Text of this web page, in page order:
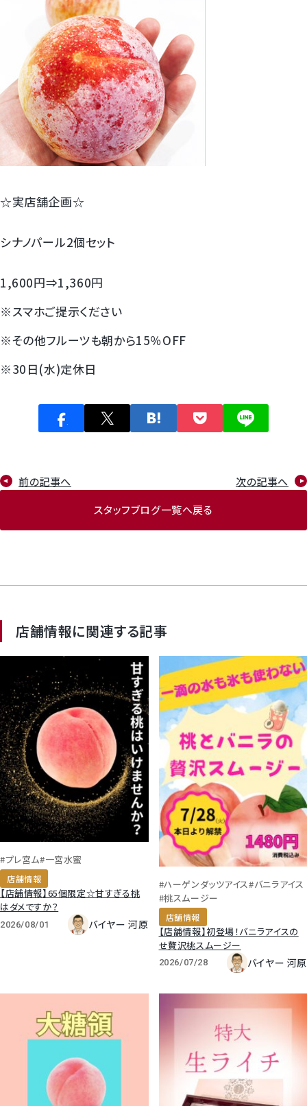
1房からOK！ぶどう狩り
宮崎産パパイヤ
すいか
マスクメロンと季節のフルーツ詰合せ
お試しフルーツ
☆実店舗企画☆
シナノパール2個セット
1,600円⇒1,360円
※スマホご提示ください
※その他フルーツも朝から15％OFF
※30日(水)定休日
前の記事へ
スタッフブログ一覧へ戻る
次の記事へ
店舗情報に関連する記事
#プレ宮ム#一宮水蜜
店舗情報
【店舗情報】65個限定☆甘すぎる桃
はダメですか？
2026/08/01 バイヤー 河原
#ハーゲンダッツアイス#バニラアイス
#桃スムージー
店舗情報
【店舗情報】初登場！バニラアイスの
せ贅沢桃スムージー
2026/07/28 バイヤー 河原